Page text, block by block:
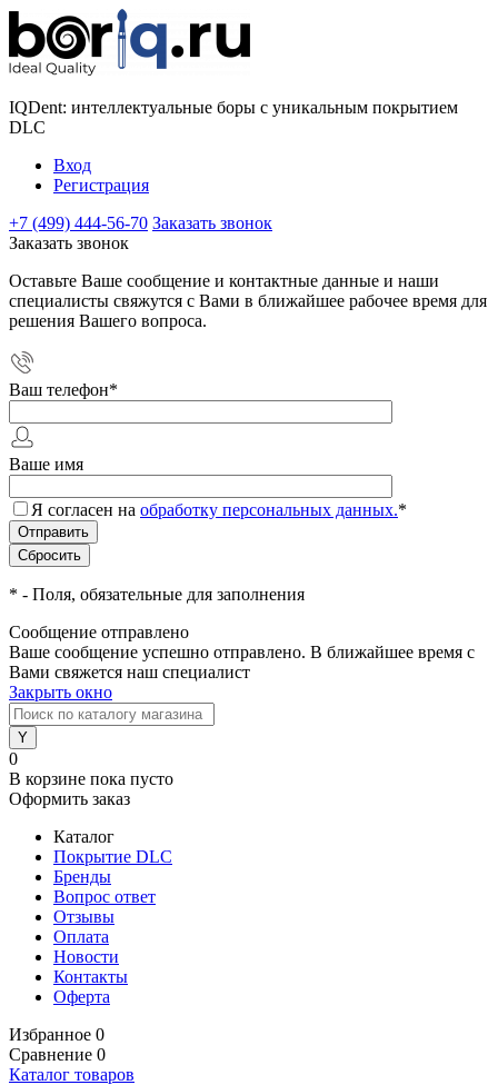
IQDent: интеллектуальные боры с уникальным покрытием
DLC
Вход
Регистрация
+7 (499) 444-56-70 Заказать звонок
Заказать звонок
Оставьте Ваше сообщение и контактные данные и наши
специалисты свяжутся с Вами в ближайшее рабочее время для
решения Вашего вопроса.
Ваш телефон*
Ваше имя
Я согласен на обработку персональных данных.*
* - Поля, обязательные для заполнения
Сообщение отправлено
Ваше сообщение успешно отправлено. В ближайшее время с
Вами свяжется наш специалист
Закрыть окно
0
В корзине пока пусто
Оформить заказ
Каталог
Покрытие DLC
Бренды
Вопрос ответ
Отзывы
Оплата
Новости
Контакты
Оферта
Избранное 0
Сравнение 0
Каталог товаров